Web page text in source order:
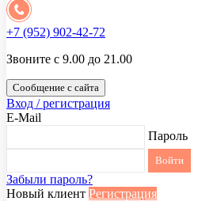
+7 (952) 902-42-72
Звоните с 9.00 до 21.00
Сообщение с сайта
Вход / регистрация
E-Mail
Пароль
Забыли пароль?
Новый клиент Регистрация